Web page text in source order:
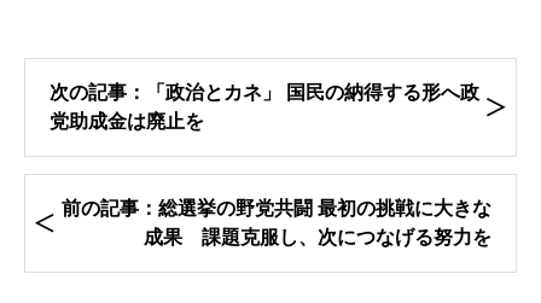
次の記事：「政治とカネ」 国民の納得する形へ政
党助成金は廃止を
前の記事：総選挙の野党共闘 最初の挑戦に大きな
成果 課題克服し、次につなげる努力を